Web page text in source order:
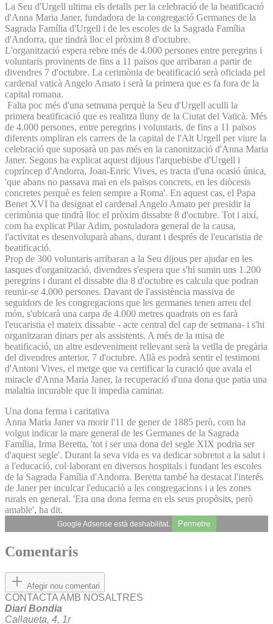
La Seu d'Urgell ultima els detalls per la celebració de la beatificació
d'Anna Maria Janer, fundadora de la congregació Germanes de la
Sagrada Família d'Urgell i de les escoles de la Sagrada Família
d'Andorra, que tindrà lloc el pròxim 8 d'octubre.
L'organització espera rebre més de 4.000 persones entre peregrins i
voluntaris provinents de fins a 11 països que arribaran a partir de
divendres 7 d'octubre. La cerimònia de beatificació serà oficiada pel
cardenal vaticà Angelo Amato i serà la primera que es fa fora de la
capital romana.
Falta poc més d'una setmana perquè la Seu d'Urgell aculli la
primera beatificació que es realitza lluny de la Ciutat del Vaticà. Més
de 4.000 persones, entre peregrins i voluntaris, de fins a 11 països
diferents ompliran els carrers de la capital de l'Alt Urgell per viure la
celebració que suposarà un pas més en la canonització d'Anna Maria
Janer. Segons ha explicat aquest dijous l'arquebisbe d'Urgell i
copríncep d'Andorra, Joan-Enric Vives, es tracta d'una ocasió única,
'que abans no passava mai en els països concrets, en les diòcesis
concretes perquè es feien sempre a Roma'. En aquest cas, el Papa
Benet XVI ha designat el cardenal Angelo Amato per presidir la
cerimònia que tindrà lloc el pròxim dissabte 8 d'octubre. Tot i així,
com ha explicat Pilar Adim, postuladora general de la causa,
l'activitat es desenvoluparà abans, durant i després de l'eucaristia de
beatificació.
Prop de 300 voluntaris arribaran a la Seu dijous per ajudar en les
tasques d'organització, divendres s'espera que s'hi sumin uns 1.200
peregrins i durant el dissabte dia 8 d'octubre es calcula que podran
reunir-se 4.000 persones. Davant de l'assistència massiva de
seguidors de les congregacions que les germanes tenen arreu del
món, s'ubicarà una carpa de 4.000 metres quadrats on es farà
l'eucaristia el mateix dissabte - acte central del cap de setmana- i s'hi
organitzaran dinars per als assistents. A més de la misa de
beatificació, un altre esdeveniment rellevant serà la vetlla de pregària
del divendres anterior, 7 d'octubre. Allà es podrà sentir el testimoni
d'Antoni Vives, el metge que va certificar la curació que avala el
miracle d'Anna Maria Janer, la recuperació d'una dona que patia una
malaltia incurable que li impedia caminar.
Una dona ferma i caritativa
Anna Maria Janer va morir l'11 de gener de 1885 però, com ha
volgut indicar la mare general de les Germanes de la Sagrada
Família, Irma Beretta, 'tot i ser una dona del segle XIX podria ser
d'aquest segle'. Durant la seva vida es va dedicar sobretot a la salut i
a l'educació, col·laborant en diversos hospitals i fundant les escoles
de la Sagrada Família d'Andorra. Beretta també ha destacat l'interés
de Janer per inculcar l'educació a les congregacions i a les zones
rurals en general. 'Era una dona ferma en els seus propòsits, però
amable', ha dit.
Google Adsense està deshabilitat. Permetre
Comentaris
Afegir nou comentari
CONTACTA AMB NOSALTRES
Diari Bondia
Callaueta, 4, 1r